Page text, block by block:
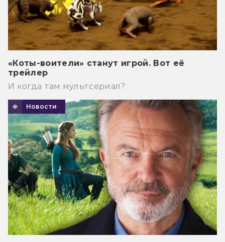
«Коты-воители» станут игрой. Вот её
трейлер
И когда там мультсериал?
Новости